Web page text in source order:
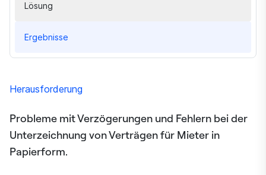
Lösung
Ergebnisse
Herausforderung
Probleme mit Verzögerungen und Fehlern bei der
Unterzeichnung von Verträgen für Mieter in
Papierform.